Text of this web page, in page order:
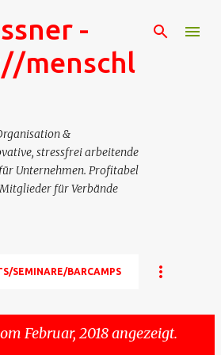
zum Hauptbereich
-
menschl
&
stressfrei arbeitende
Unternehmen. Profitabel
für Verbände
SEMINARE/BARCAMPS
Februar, 2018 angezeigt.